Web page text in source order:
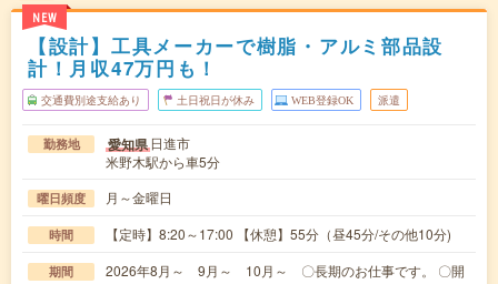
NEW
【設計】工具メーカーで樹脂・アルミ部品設
計！月収47万円も！
交通費別途支給あり 土日祝日が休み WEB登録OK 派遣
勤務地 愛知県 日進市
米野木駅から車5分
曜日頻度 月～金曜日
時間 【定時】8:20～17:00 【休憩】55分（昼45分/その他10分)
期間
2026年8月～ 9月～ 10月～ 〇長期のお仕事です。 〇開